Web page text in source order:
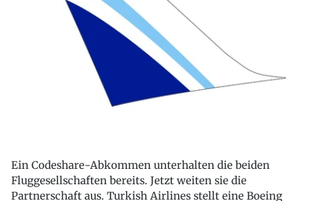
Ein Codeshare-Abkommen unterhalten die beiden
Fluggesellschaften bereits. Jetzt weiten sie die
Partnerschaft aus. Turkish Airlines stellt eine Boeing